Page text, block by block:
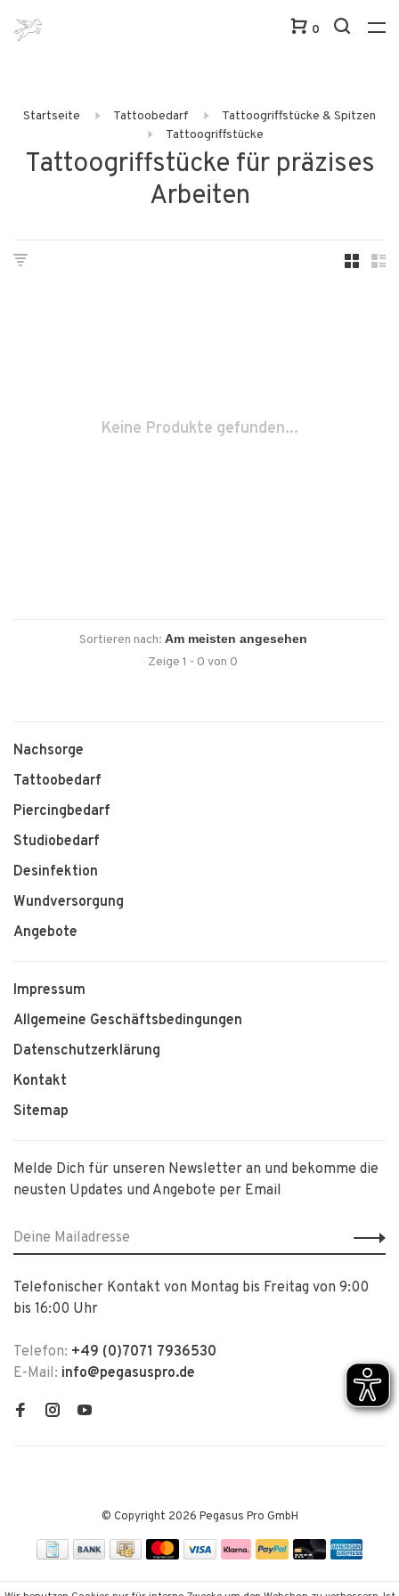
0
Startseite Tattoobedarf
Tattoogriffstücke & Spitzen
Tattoogriffstücke
Tattoogriffstücke für präzises
Arbeiten
Keine Produkte gefunden...
Sortieren nach:
Zeige 1 - 0 von 0
Nachsorge
Tattoobedarf
Piercingbedarf
Studiobedarf
Desinfektion
Wundversorgung
Angebote
Impressum
Allgemeine Geschäftsbedingungen
Datenschutzerklärung
Kontakt
Sitemap
Melde Dich für unseren Newsletter an und bekomme die
neusten Updates und Angebote per Email
Telefonischer Kontakt von Montag bis Freitag von 9:00
bis 16:00 Uhr
Telefon: +49 (0)7071 7936530
E-Mail: info@pegasuspro.de
© Copyright 2026 Pegasus Pro GmbH